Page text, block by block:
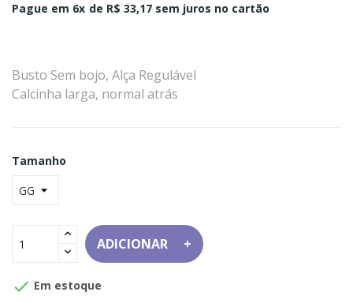
Pague em 6x de R$ 33,17 sem juros no cartão
Busto Sem bojo, Alça Regulável
Calcinha larga, normal atrás
Tamanho
ADICIONAR
 Em estoque